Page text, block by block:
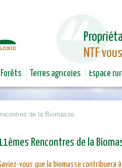
NTF
Forêts Terres agricoles Espace
de la Biomasse
Rencontres de la
vous que la biomasse contribuera